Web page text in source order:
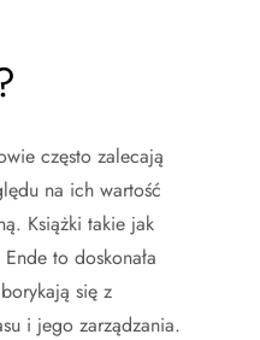
często zalecają
na ich wartość
Książki takie jak
to doskonała
się z
i jego zarządzania.